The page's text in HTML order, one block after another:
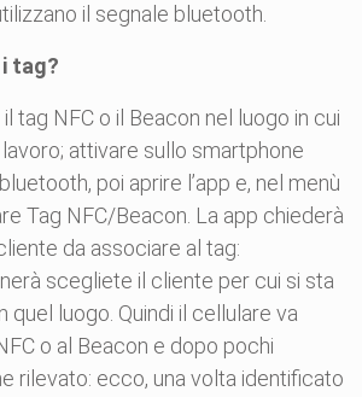
il segnale bluetooth.
tag?
tag NFC o il Beacon nel luogo in cui
attivare sullo smartphone
poi aprire l’app e, nel menù
Tag NFC/Beacon. La app chiederà
da associare al tag:
scegliete il cliente per cui si sta
quel luogo. Quindi il cellulare va
o al Beacon e dopo pochi
rilevato: ecco, una volta identificato